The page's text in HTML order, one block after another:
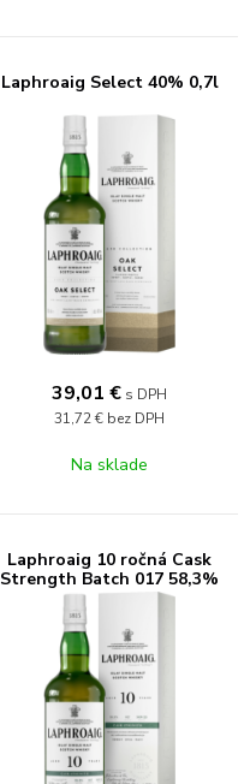
Laphroaig Select 40% 0,7l
39,01 € s DPH
31,72 € bez DPH
Na sklade
Laphroaig 10 ročná Cask
Strength Batch 017 58,3%
0,7l